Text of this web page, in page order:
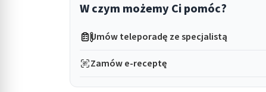
W czym możemy Ci pomóc?
Umów teleporadę ze specjalistą
Zamów e-receptę